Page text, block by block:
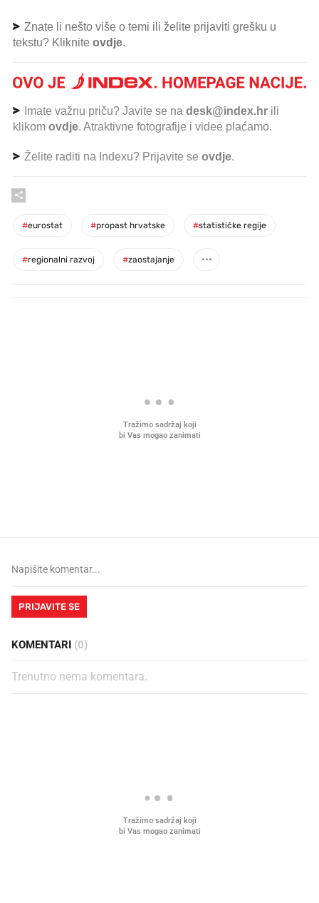
Znate li nešto više o temi ili želite prijaviti grešku u
tekstu? Kliknite ovdje.
Imate važnu priču? Javite se na desk@index.hr ili
klikom ovdje. Atraktivne fotografije i videe plaćamo.
Želite raditi na Indexu? Prijavite se ovdje.
#eurostat #propast hrvatske #statističke regije
#regionalni razvoj #zaostajanje
PRIJAVITE SE
KOMENTARI (0)
Trenutno nema komentara.